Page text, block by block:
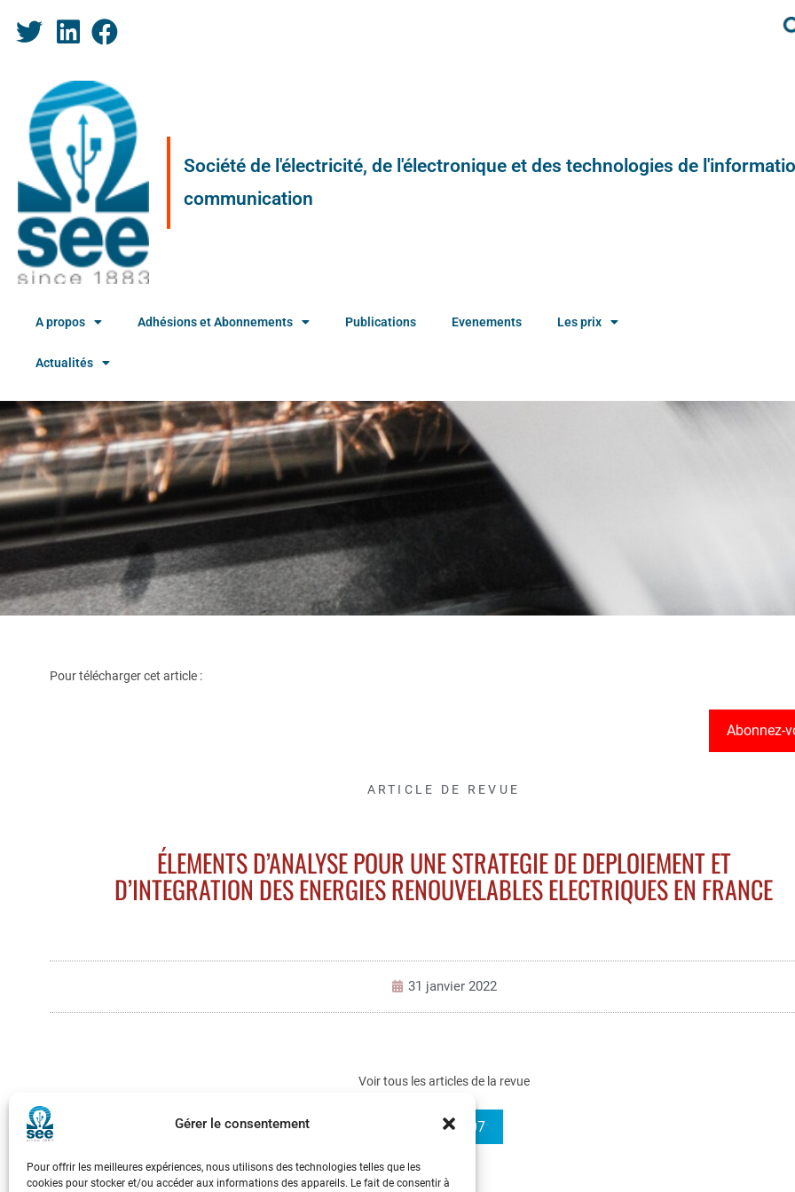
Gérer le consentement
Pour offrir les meilleures expériences, nous utilisons des technologies telles que les
cookies pour stocker et/ou accéder aux informations des appareils. Le fait de consentir à
Société de l'électricité, de l'électronique et des technologies de
communication
A propos Adhésions et Abonnements Publications Evenements Les prix
Actualités
Pour télécharger cet article :
Abonnez-
ARTICLE DE REVUE
ÉLEMENTS D’ANALYSE POUR UNE STRATEGIE DE DEPLOIEMENT ET
D’INTEGRATION DES ENERGIES RENOUVELABLES ELECTRIQUES EN FRANCE
31 janvier 2022
Voir tous les articles de la revue
3EI 2022-107